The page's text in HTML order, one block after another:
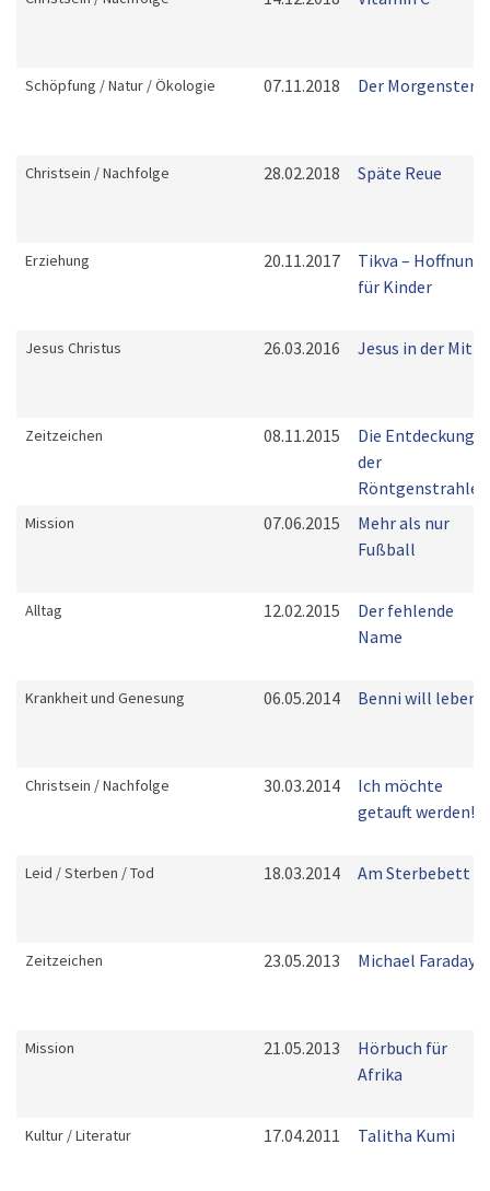
Schöpfung / Natur / Ökologie 07.11.2018 Der Morgenstern
Christsein / Nachfolge 28.02.2018 Späte Reue
Erziehung 20.11.2017
Tikva – Hoffnung
für Kinder
Jesus Christus 26.03.2016 Jesus in der Mitte
Zeitzeichen 08.11.2015
Die Entdeckung
der
Röntgenstrahlen
Mission 07.06.2015
Mehr als nur
Fußball
Alltag 12.02.2015
Der fehlende
Name
Krankheit und Genesung 06.05.2014 Benni will leben
Christsein / Nachfolge 30.03.2014
Ich möchte
getauft werden!
Leid / Sterben / Tod 18.03.2014 Am Sterbebett
Zeitzeichen 23.05.2013 Michael Faraday
Mission 21.05.2013
Hörbuch für
Afrika
Kultur / Literatur 17.04.2011 Talitha Kumi